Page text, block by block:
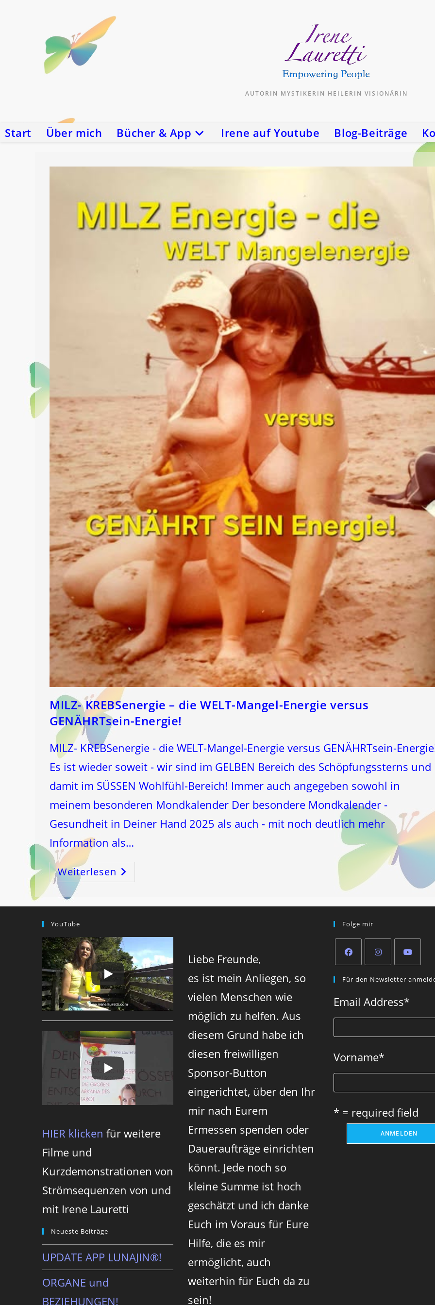
AUTORIN MYSTIKERIN HEILERIN VISIONÄRIN
Start Über mich Bücher & App Irene auf Youtube Blog-Beiträge
MILZ- KREBSenergie – die WELT-Mangel-Energie versus
GENÄHRTsein-Energie!
MILZ- KREBSenergie - die WELT-Mangel-Energie versus GENÄHRTsein-
Es ist wieder soweit - wir sind im GELBEN Bereich des Schöpfungssterns und
damit im SÜSSEN Wohlfühl-Bereich! Immer auch angegeben sowohl in
meinem besonderen Mondkalender Der besondere Mondkalender -
Gesundheit in Deiner Hand 2025 als auch - mit noch deutlich mehr
Information als…
Weiterlesen MILZ-
KREBSenergie
–
YouTube
HIER klicken für weitere
Filme und
Kurzdemonstrationen von
Strömsequenzen von und
mit Irene Lauretti
Neueste Beiträge
UPDATE APP LUNAJIN®!
ORGANE und
BEZIEHUNGEN!
Liebe Freunde,
es ist mein Anliegen, so
vielen Menschen wie
möglich zu helfen. Aus
diesem Grund habe ich
diesen freiwilligen
Sponsor-Button
eingerichtet, über den Ihr
mir nach Eurem
Ermessen spenden oder
Daueraufträge einrichten
könnt. Jede noch so
kleine Summe ist hoch
geschätzt und ich danke
Euch im Voraus für Eure
Hilfe, die es mir
ermöglicht, auch
weiterhin für Euch da zu
sein!
Folge mir
in
new
tab
in
new
tab
in
new
tab
Für den Newsletter
Email Address*
Vorname*
* = required field